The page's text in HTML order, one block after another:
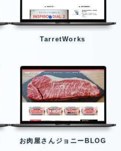
TarretWorks
お肉屋さんジョニーBLOG